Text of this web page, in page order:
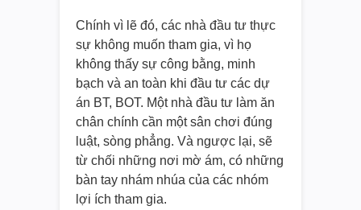
Chính vì lẽ đó, các nhà đầu tư thực
sự không muốn tham gia, vì họ
không thấy sự công bằng, minh
bạch và an toàn khi đầu tư các dự
án BT, BOT. Một nhà đầu tư làm ăn
chân chính cần một sân chơi đúng
luật, sòng phẳng. Và ngược lại, sẽ
từ chối những nơi mờ ám, có những
bàn tay nhám nhúa của các nhóm
lợi ích tham gia.